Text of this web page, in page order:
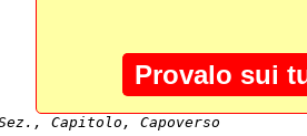
Provalo sui
Capitolo, Capoverso